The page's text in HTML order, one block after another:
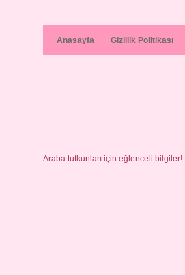
Anasayfa Gizlilik Politikası
Araba tutkunları için eğlenceli bilgiler!